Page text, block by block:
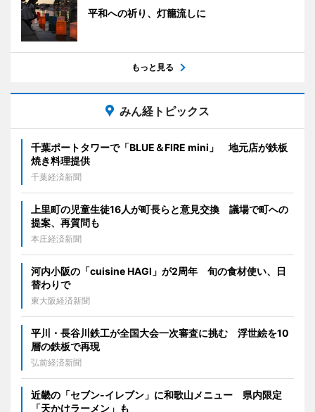
平和への祈り、灯籠流しに
もっと見る
みん経トピックス
千葉ポートタワーで「BLUE＆FIRE mini」 地元店が鉄板
焼き料理提供
千葉経済新聞
上里町の児童生徒16人が町長らと意見交換 議場で町への
提案、再質問も
本庄経済新聞
河内小阪の「cuisine HAGI」が2周年 旬の食材使い、日
替わりで
東大阪経済新聞
平川・長谷川鉄工が全国大会一次審査に挑む 浮世絵を10
層の鉄板で再現
弘前経済新聞
近畿の「セブン-イレブン」に和歌山メニュー 県内限定
「天かけラーメン」も